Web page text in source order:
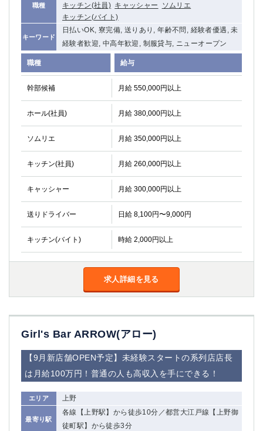
職種
キッチン(社員) キャッシャー
ソムリエ
キッチン(バイト)
キーワード
日払いOK, 寮完備, 送りあり, 年齢不問, 経験者優遇, 未
経験者歓迎, 中高年歓迎, 制服貸与, ニューオープン
職種 給与
幹部候補 月給 550,000円以上
ホール(社員) 月給 380,000円以上
ソムリエ 月給 350,000円以上
キッチン(社員) 月給 260,000円以上
キャッシャー 月給 300,000円以上
送りドライバー 日給 8,100円〜9,000円
キッチン(バイト) 時給 2,000円以上
求人詳細を見る
Girl's Bar ARROW(アロー)
【9月新店舗OPEN予定】未経験スタートの系列店店長
は月給100万円！普通の人も高収入を手にできる！
エリア 上野
最寄り駅
各線【上野駅】から徒歩10分／都営大江戸線【上野御
徒町駅】から徒歩3分